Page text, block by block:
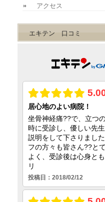
アクセス
エキテン 口コミ